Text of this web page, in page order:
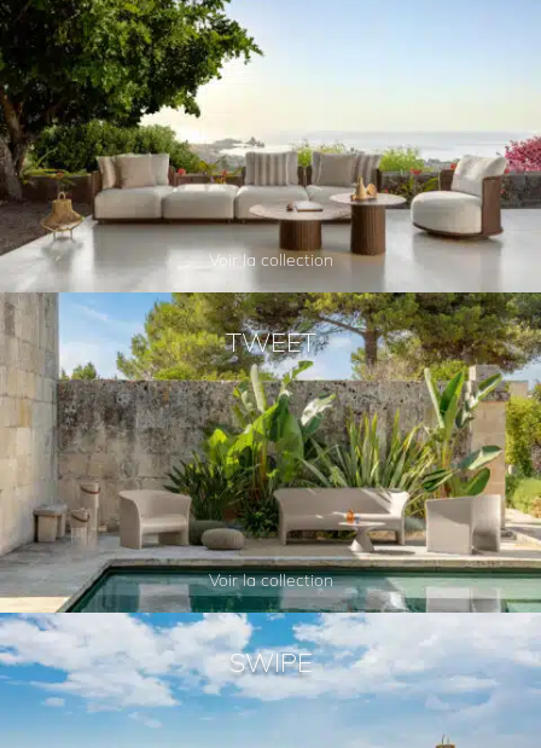
Voir la collection
TWEET
Voir la collection
SWIPE